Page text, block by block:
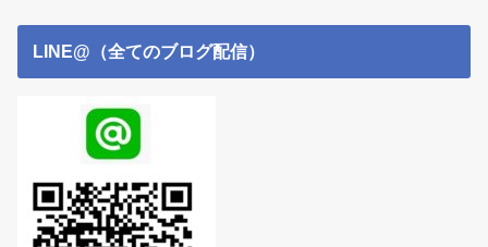
LINE@（全てのブログ配信）